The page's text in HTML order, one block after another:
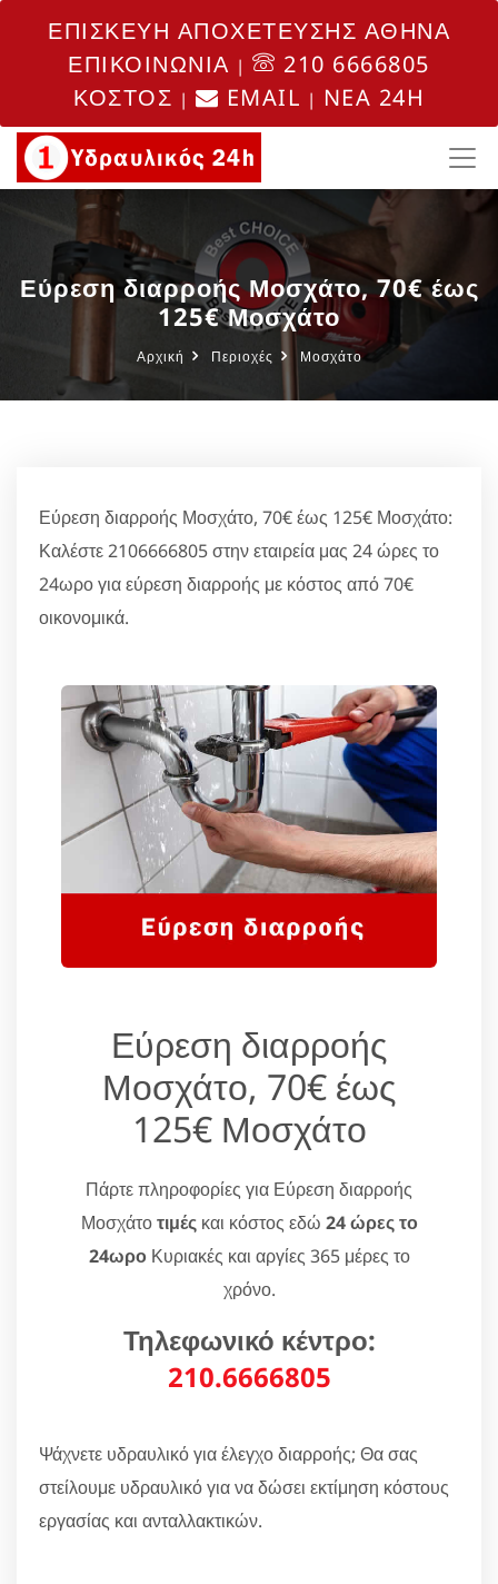
ΕΠΙΣΚΕΥΗ ΑΠΟΧΕΤΕΥΣΗΣ ΑΘΗΝΑ
ΕΠΙΚΟΙΝΩΝΙΑ |
210 6666805
ΚΟΣΤΟΣ | EMAIL | NEA 24H
Εύρεση διαρροής Μοσχάτο, 70€ έως
125€ Μοσχάτο
Αρχική Περιοχές Μοσχάτο
Εύρεση διαρροής Μοσχάτο, 70€ έως 125€ Μοσχάτο:
Καλέστε 2106666805 στην εταιρεία μας 24 ώρες το
24ωρο για εύρεση διαρροής με κόστος από 70€
οικονομικά.
Εύρεση διαρροής
Μοσχάτο, 70€ έως
125€ Μοσχάτο
Πάρτε πληροφορίες για Εύρεση διαρροής
Μοσχάτοτιμέςκαι κόστος εδώ 24 ώρες το
24ωροΚυριακές και αργίες 365 μέρες το
χρόνο.
Τηλεφωνικό κέντρο:
210.6666805
Ψάχνετε υδραυλικό για έλεγχο διαρροής; Θα σας
στείλουμε υδραυλικό για να δώσει εκτίμηση κόστους
εργασίας και ανταλλακτικών.